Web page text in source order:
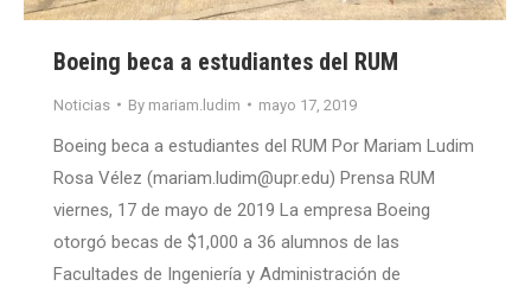
Boeing beca a estudiantes del RUM
Noticias By mariam.ludim mayo 17, 2019
Boeing beca a estudiantes del RUM Por Mariam Ludim
Rosa Vélez (mariam.ludim@upr.edu) Prensa RUM
viernes, 17 de mayo de 2019 La empresa Boeing
otorgó becas de $1,000 a 36 alumnos de las
Facultades de Ingeniería y Administración de